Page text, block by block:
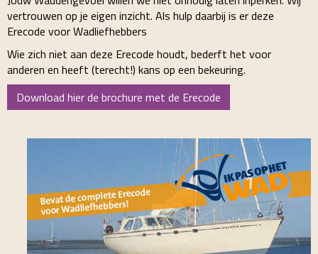
vertrouwen op je eigen inzicht. Als hulp daarbij is er deze
Erecode voor Wadliefhebbers
Wie zich niet aan deze Erecode houdt, bederft het voor
anderen en heeft (terecht!) kans op een bekeuring.
Download hier de brochure met de Erecode